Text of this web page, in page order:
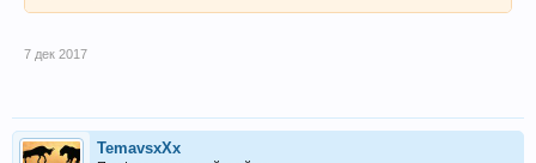
7 дек 2017
TemavsxXx